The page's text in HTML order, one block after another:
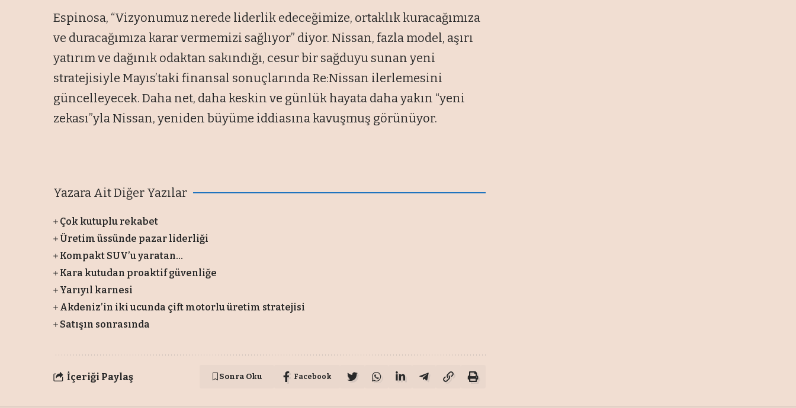
Espinosa, “Vizyonumuz nerede liderlik edeceğimize, ortaklık kuracağımıza
ve duracağımıza karar vermemizi sağlıyor” diyor. Nissan, fazla model, aşırı
yatırım ve dağınık odaktan sakındığı, cesur bir sağduyu sunan yeni
stratejisiyle Mayıs’taki finansal sonuçlarında Re:Nissan ilerlemesini
güncelleyecek. Daha net, daha keskin ve günlük hayata daha yakın “yeni
zekası”yla Nissan, yeniden büyüme iddiasına kavuşmuş görünüyor.
Yazara Ait Diğer Yazılar
Çok kutuplu rekabet
Üretim üssünde pazar liderliği
Kompakt SUV’u yaratan...
Kara kutudan proaktif güvenliğe
Yarıyıl karnesi
Akdeniz’in iki ucunda çift motorlu üretim stratejisi
Satışın sonrasında
İçeriği Paylaş Sonra Oku Facebook